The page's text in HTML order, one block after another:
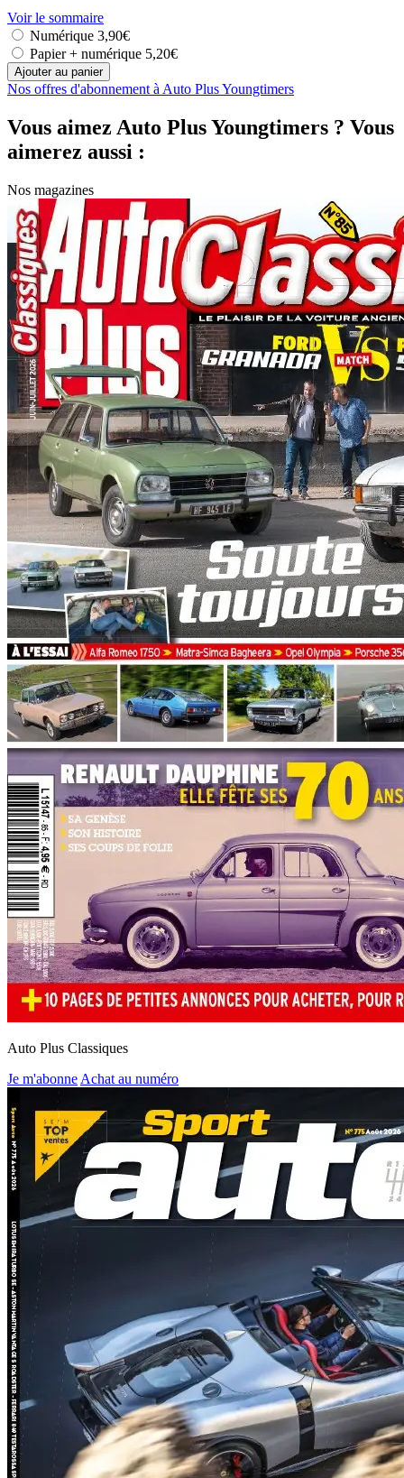
Voir le sommaire
Numérique 3,90€
Papier + numérique 5,20€
Nos offres d'abonnement à Auto Plus Youngtimers
Vous aimez Auto Plus Youngtimers ? Vous
aimerez aussi :
Nos magazines
Auto Plus Classiques
Je m'abonne Achat au numéro